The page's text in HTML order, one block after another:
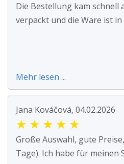
Die Bestellung kam schnell
verpackt und die Ware ist
Mehr lesen ...
Jana Kováčová, 04.02.2026
★ ★ ★ ★ ★
Große Auswahl, gute
Tage). Ich habe für meinen